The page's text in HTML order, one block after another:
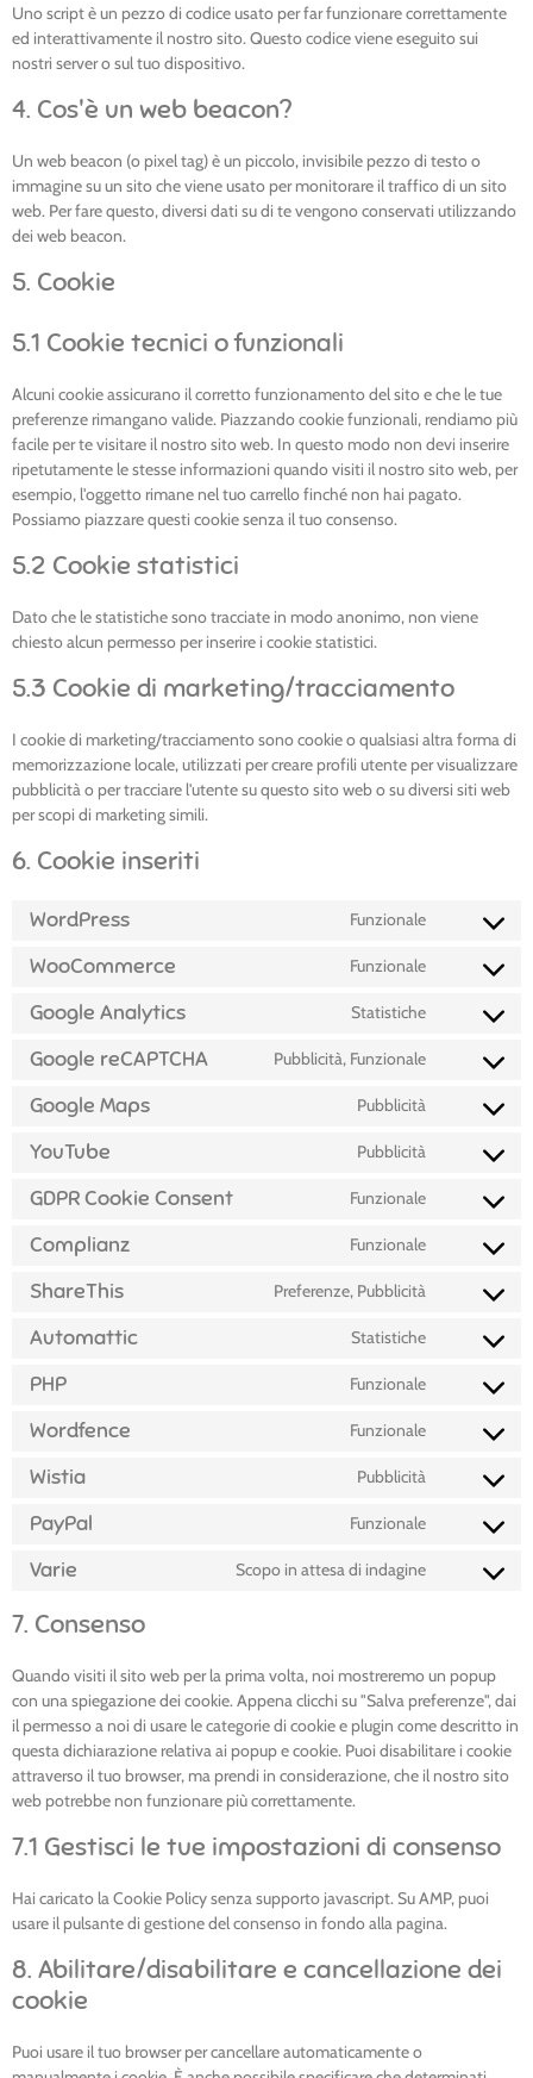
Uno script è un pezzo di codice usato per far funzionare correttamente
ed interattivamente il nostro sito. Questo codice viene eseguito sui
nostri server o sul tuo dispositivo.
4. Cos'è un web beacon?
Un web beacon (o pixel tag) è un piccolo, invisibile pezzo di testo o
immagine su un sito che viene usato per monitorare il traffico di un sito
web. Per fare questo, diversi dati su di te vengono conservati utilizzando
dei web beacon.
5. Cookie
5.1 Cookie tecnici o funzionali
Alcuni cookie assicurano il corretto funzionamento del sito e che le tue
preferenze rimangano valide. Piazzando cookie funzionali, rendiamo più
facile per te visitare il nostro sito web. In questo modo non devi inserire
ripetutamente le stesse informazioni quando visiti il nostro sito web, per
esempio, l'oggetto rimane nel tuo carrello finché non hai pagato.
Possiamo piazzare questi cookie senza il tuo consenso.
5.2 Cookie statistici
Dato che le statistiche sono tracciate in modo anonimo, non viene
chiesto alcun permesso per inserire i cookie statistici.
5.3 Cookie di marketing/tracciamento
I cookie di marketing/tracciamento sono cookie o qualsiasi altra forma di
memorizzazione locale, utilizzati per creare profili utente per visualizzare
pubblicità o per tracciare l'utente su questo sito web o su diversi siti web
per scopi di marketing simili.
6. Cookie inseriti
WordPress Funzionale
WooCommerce Funzionale
Google Analytics Statistiche
Google reCAPTCHA Pubblicità, Funzionale
Google Maps Pubblicità
YouTube Pubblicità
GDPR Cookie Consent Funzionale
Complianz Funzionale
ShareThis Preferenze, Pubblicità
Automattic Statistiche
PHP Funzionale
Wordfence Funzionale
Wistia Pubblicità
PayPal Funzionale
Varie Scopo in attesa di indagine
7. Consenso
Quando visiti il sito web per la prima volta, noi mostreremo un popup
con una spiegazione dei cookie. Appena clicchi su "Salva preferenze", dai
il permesso a noi di usare le categorie di cookie e plugin come descritto in
questa dichiarazione relativa ai popup e cookie. Puoi disabilitare i cookie
attraverso il tuo browser, ma prendi in considerazione, che il nostro sito
web potrebbe non funzionare più correttamente.
7.1 Gestisci le tue impostazioni di consenso
Hai caricato la Cookie Policy senza supporto javascript. Su AMP, puoi
usare il pulsante di gestione del consenso in fondo alla pagina.
8. Abilitare/disabilitare e cancellazione dei
cookie
Puoi usare il tuo browser per cancellare automaticamente o